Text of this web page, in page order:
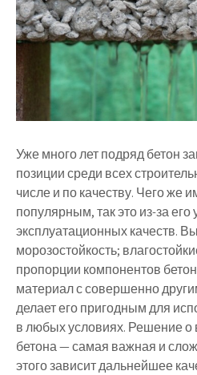
Уже много лет подряд бетон
позиции среди всех
числе и по качеству. Чего же
популярным, так это из-за
эксплуатационных качеств.
морозостойкость;
пропорции компонентов
материал с совершенно
делает его пригодным для
в любых условиях. Решение о
бетона — самая важная и
этого зависит дальнейшее